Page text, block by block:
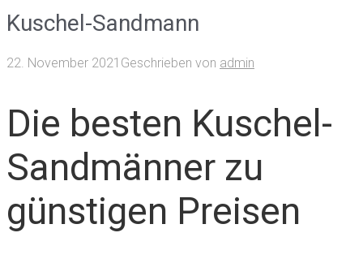
Kuschel-Sandmann
22. November 2021 Geschrieben von admin
Die besten Kuschel-
Sandmänner zu
günstigen Preisen